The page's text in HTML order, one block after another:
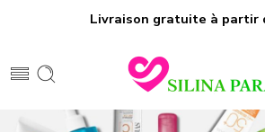
Livraison gratuite à partir